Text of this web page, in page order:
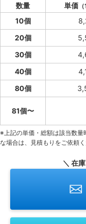
数量
単価
10個
20個
30個
40個
80個
81個〜
※上記の単価・総額は該当数
な場合は、見積もりをご依頼く
＼ 在